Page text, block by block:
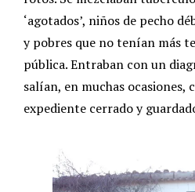
‘agotados’, niños de pecho
y pobres que no tenían más
pública. Entraban con un
salían, en muchas ocasiones,
expediente cerrado y